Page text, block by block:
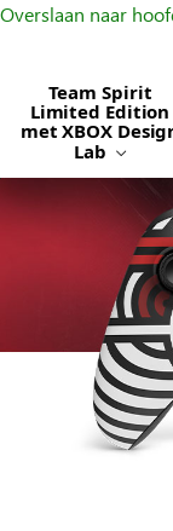
Overslaan naar
Team Spirit
Limited Edition
met XBOX
Lab